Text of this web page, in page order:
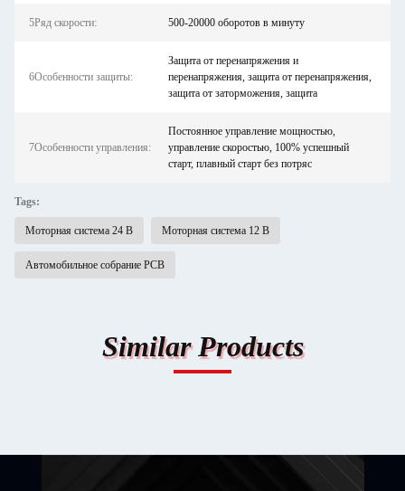
5Ряд скорости: 500-20000 оборотов в минуту
6Особенности защиты:
Защита от перенапряжения и
перенапряжения, защита от перенапряжения,
защита от заторможения, защита
7Особенности управления:
Постоянное управление мощностью,
управление скоростью, 100% успешный
старт, плавный старт без потряс
Tags:
Моторная система 24 В Моторная система 12 В
Автомобильное собрание PCB
Similar Products